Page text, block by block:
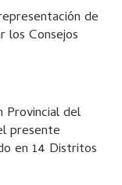
de
Consejos
Provincial del
presente
en 14 Distritos